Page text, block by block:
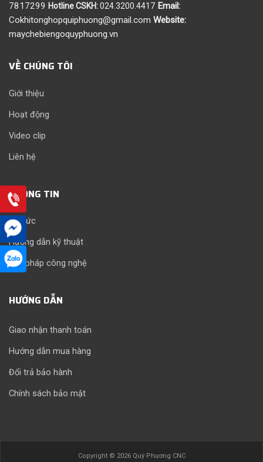
7817299 Hotline CSKH:024.3200.4417 Email:
Cokhitonghopquiphuong@gmail.com Website:
maychebiengoquyphuong.vn
VỀ CHÚNG TÔI
Giới thiệu
Hoạt động
Video clip
Liên hệ
THÔNG TIN
Tin tức
Hướng dẫn kỹ thuật
Giải pháp công nghệ
HƯỚNG DẪN
Giao nhận thanh toán
Hướng dẫn mua hàng
Đổi trả bảo hành
Chính sách bảo mật
Copyright © 2026 Quý Phương CNC